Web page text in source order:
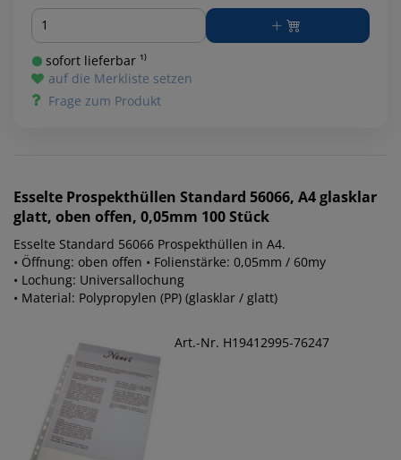
Menge
sofort lieferbar ¹⁾
auf die Merkliste setzen
Frage zum Produkt
Esselte Prospekthüllen Standard 56066, A4 glasklar
glatt, oben offen, 0,05mm 100 Stück
Esselte Standard 56066 Prospekthüllen in A4.
• Öffnung: oben offen • Folienstärke: 0,05mm / 60my
• Lochung: Universallochung
• Material: Polypropylen (PP) (glasklar / glatt)
Art.-Nr. H19412995-76247